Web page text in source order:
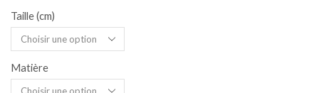
Taille (cm)
Matière